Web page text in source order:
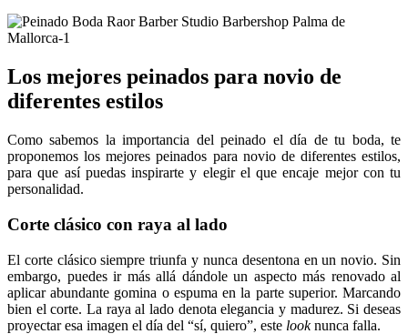
Los mejores peinados para novio de
diferentes estilos
Como sabemos la importancia del peinado el día de tu boda, te
proponemos los mejores peinados para novio de diferentes estilos,
para que así puedas inspirarte y elegir el que encaje mejor con tu
personalidad.
Corte clásico con raya al lado
El corte clásico siempre triunfa y nunca desentona en un novio. Sin
embargo, puedes ir más allá dándole un aspecto más renovado al
aplicar abundante gomina o espuma en la parte superior. Marcando
bien el corte. La raya al lado denota elegancia y madurez. Si deseas
proyectar esa imagen el día del “sí, quiero”, este looknunca falla.